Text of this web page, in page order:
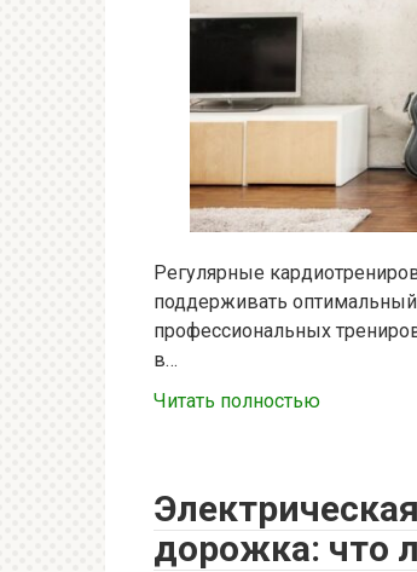
Регулярные
поддерживать
профессиональных
в…
Читать полностью
дорожка: что